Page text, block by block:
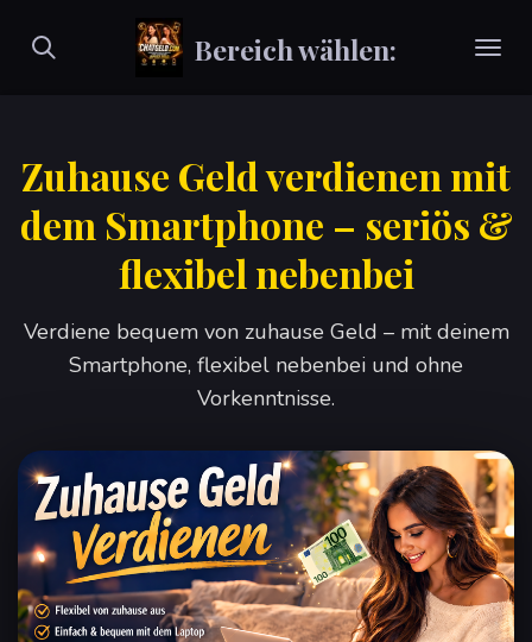
Hauptinhalt
Bereich wählen:
Zuhause Geld verdienen mit
dem Smartphone – seriös &
flexibel nebenbei
Verdiene bequem von zuhause Geld – mit deinem
Smartphone, flexibel nebenbei und ohne
Vorkenntnisse.